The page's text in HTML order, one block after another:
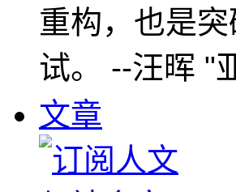
重构，也是
试。 --汪晖 "
文章